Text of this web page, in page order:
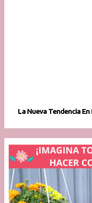
La Nueva Tendencia